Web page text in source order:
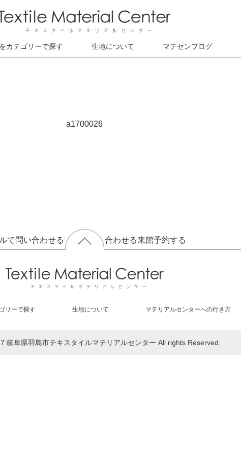
カテゴリーで探す 生地について マテセンブログ
a1700026
で問い合わせる電話で問い合わせる来館予約する
リーで探す 生地について マテリアルセンターへの行き方
岐阜県羽島市テキスタイルマテリアルセンター All rights Reserved.